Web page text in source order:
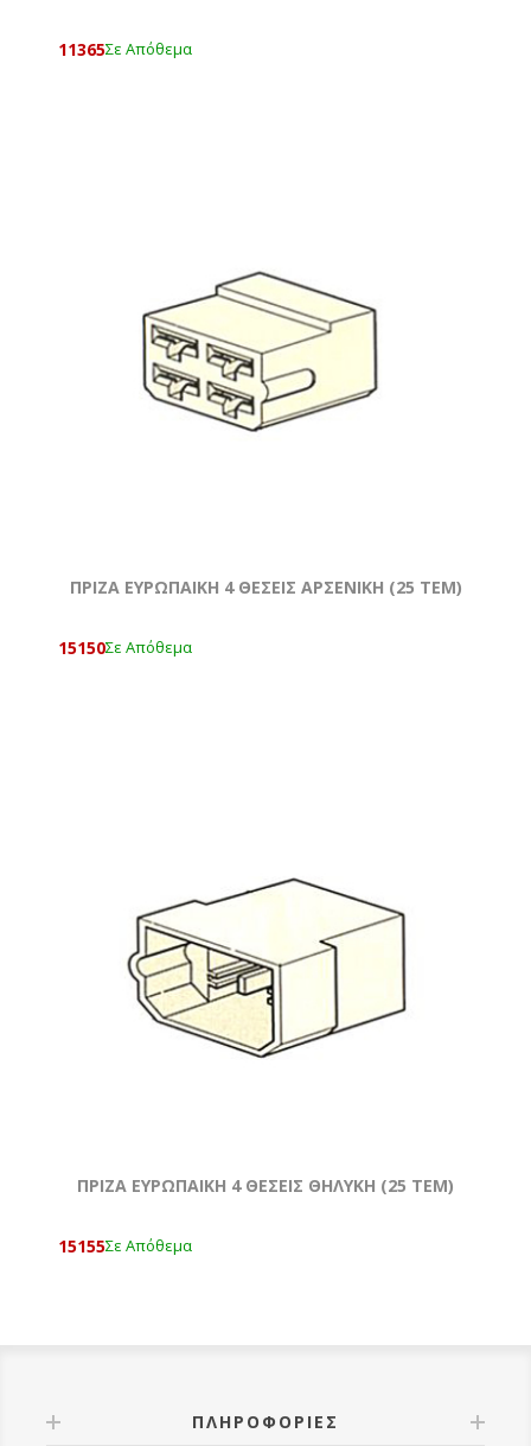
11365Σε Απόθεμα
ΠΡΙΖΑ ΕΥΡΩΠΑΙΚΗ 4 ΘΕΣΕΙΣ ΑΡΣΕΝΙΚΗ (25 ΤΕΜ)
15150Σε Απόθεμα
ΠΡΙΖΑ ΕΥΡΩΠΑΙΚΗ 4 ΘΕΣΕΙΣ ΘΗΛΥΚΗ (25 ΤΕΜ)
15155Σε Απόθεμα
ΠΛΗΡΟΦΟΡΊΕΣ